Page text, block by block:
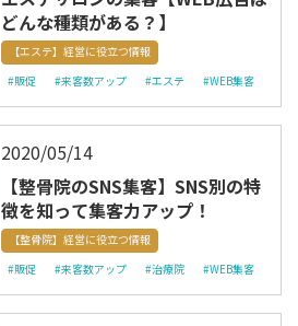
どんな種類がある？】
【エステ】経営に役立つ情報
#販促
#来客数アップ #エステ #WEB集客
2020/05/14
【整骨院のSNS集客】SNS別の特
徴を知って集客力アップ！
【整骨院】経営に役立つ情報
#販促
#来客数アップ #治療院 #WEB集客